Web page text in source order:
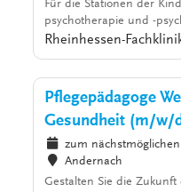
Für die Stationen der
psychotherapie und -
Rheinhessen-
Pflegepädagoge
Gesundheit (m/w/
zum
Andernach
Gestalten Sie die